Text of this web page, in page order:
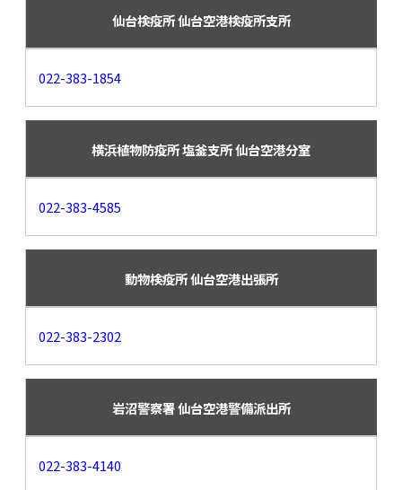
仙台検疫所 仙台空港検疫所支所
022-383-1854
横浜植物防疫所 塩釜支所 仙台空港分室
022-383-4585
動物検疫所 仙台空港出張所
022-383-2302
岩沼警察署 仙台空港警備派出所
022-383-4140